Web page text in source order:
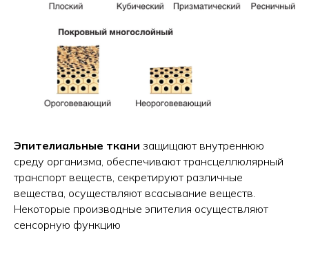
Эпителиальные ткани защищают внутреннюю
среду организма, обеспечивают трансцеллюлярный
транспорт веществ, секретируют различные
вещества, осуществляют всасывание веществ.
Некоторые производные эпителия осуществляют
сенсорную функцию